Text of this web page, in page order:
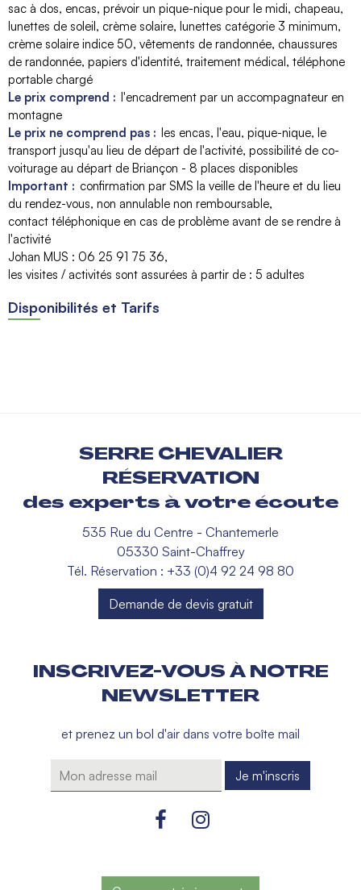
sac à dos encas prévoir un pique-nique pour le midi chapeau,
lunettes de soleil, crème solaire lunettes catégorie 3 minimum
crème solaire indice 50 vêtements de randonnée chaussures
de randonnée papiers d'identité traitement médical
téléphone
portable chargé
Le prix comprend : l'encadrement par un accompagnateur en
montagne
Le prix ne comprend pas : les encas l'eau pique-nique
le
transport jusqu'au lieu de départ de l'activité possibilité de co-
voiturage au départ de Briançon - 8 places disponibles
Important : confirmation par SMS la veille de l'heure et du lieu
du rendez-vous non annulable non remboursable
contact téléphonique en cas de problème avant de se rendre à
l'activité
Johan MUS : 06 25 91 75 36
les visites / activités sont assurées à partir de : 5 adultes
Disponibilités et Tarifs
SERRE CHEVALIER
RÉSERVATION
des experts à votre écoute
535 Rue du Centre - Chantemerle
05330 Saint-Chaffrey
Tél. Réservation : +33 (0)4 92 24 98 80
Demande de devis gratuit
INSCRIVEZ-VOUS À NOTRE
NEWSLETTER
et prenez un bol d'air dans votre boîte mail